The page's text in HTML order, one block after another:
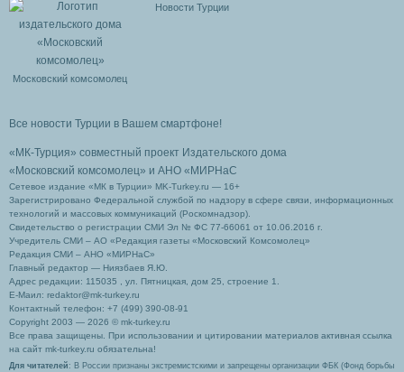
Московский комсомолец
Новости Турции
Все новости Турции в Вашем смартфоне!
«МК-Турция» совместный проект Издательского дома
«Московский комсомолец» и АНО «МИРНаС
Сетевое издание «МК в Турции» MK-Turkey.ru — 16+
Зарегистрировано Федеральной службой по надзору в сфере связи, информационных
технологий и массовых коммуникаций (Роскомнадзор).
Свидетельство о регистрации СМИ Эл № ФС 77-66061 от 10.06.2016 г.
Учредитель СМИ – АО «Редакция газеты «Московский Комсомолец»
Редакция СМИ – АНО «МИРНаС»
Главный редактор — Ниязбаев Я.Ю.
Адрес редакции: 115035 , ул. Пятницкая, дом 25, строение 1.
Е-Маил: redaktor@mk-turkey.ru
Контактный телефон: +7 (499) 390-08-91
Copyright 2003 — 2026 © mk-turkey.ru
Все права защищены. При использовании и цитировании материалов активная ссылка
на сайт mk-turkey.ru обязательна!
Для читателей : В России признаны экстремистскими и запрещены организации ФБК (Фонд борьбы